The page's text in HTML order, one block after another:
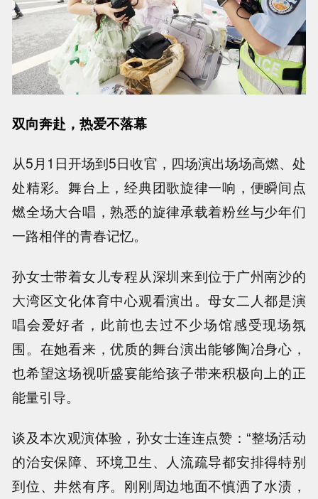
双向奔赴，热爱不落幕
从5月1日开场到5日收官，四场演出场场高燃、处
处精彩。舞台上，经典团歌旋律一响，便瞬间点
燃全场大合唱，熟悉的旋律承载着粉丝与少年们
一路相伴的青春记忆。
孙女士带着女儿专程从深圳来到位于广州南沙的
大湾区文化体育中心观看演出。母女二人都是演
唱会爱好者，此前也去过不少场馆感受现场氛
围。在她看来，优质的舞台演出能够陶冶身心，
也希望这场视听盛宴能给孩子带来积极向上的正
能量引导。
谈及本次观演体验，孙女士连连点赞：“整场活动
的治安保障、环境卫生、人流疏导都安排得特别
到位、井然有序。刚刚周边地面不慎洒了水渍，